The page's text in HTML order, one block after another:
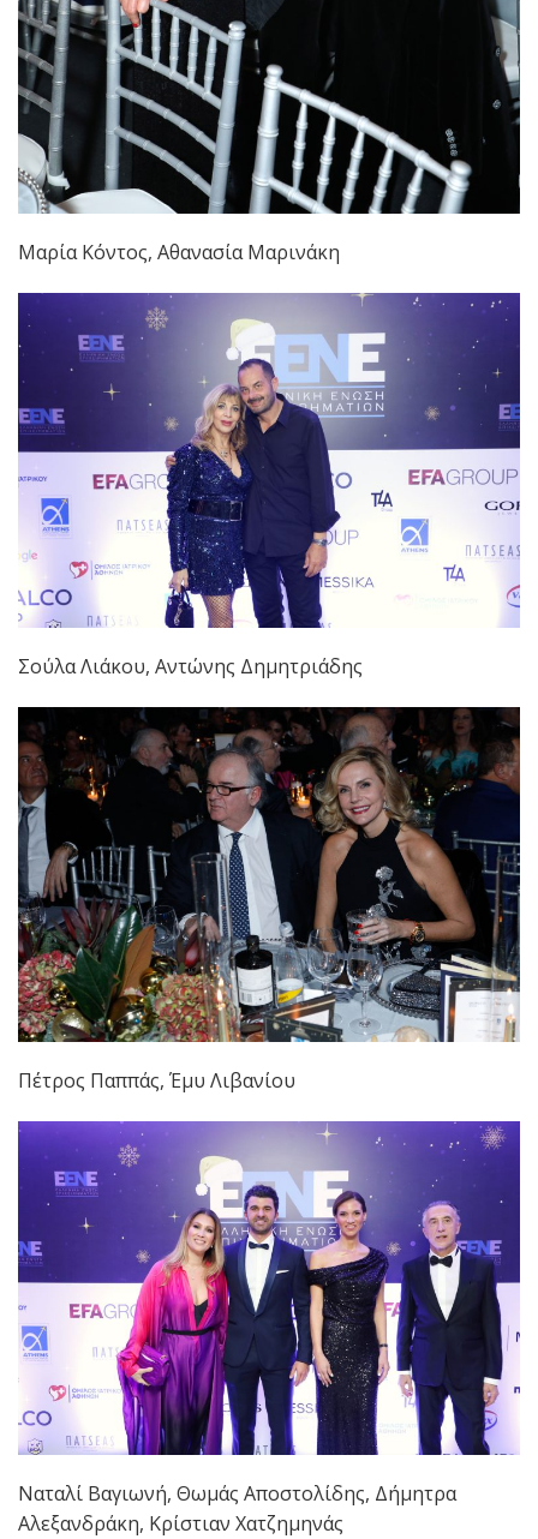
Μαρία Κόντος, Αθανασία Μαρινάκη
Σούλα Λιάκου, Αντώνης Δημητριάδης
Πέτρος Παππάς, Έμυ Λιβανίου
Ναταλί Βαγιωνή, Θωμάς Αποστολίδης, Δήμητρα
Αλεξανδράκη, Κρίστιαν Χατζημηνάς